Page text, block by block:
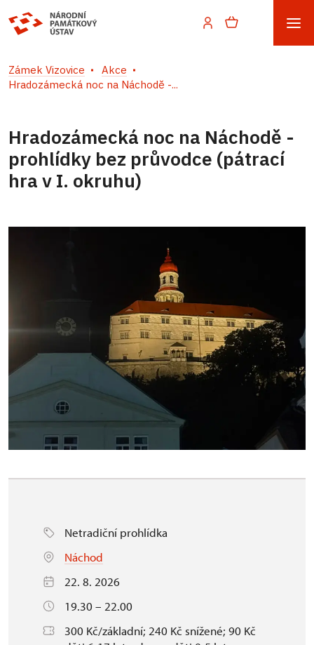
Zámek Vizovice
Akce
Hradozámecká noc na Náchodě -...
Hradozámecká noc na Náchodě -
prohlídky bez průvodce (pátrací
hra v I. okruhu)
Netradiční prohlídka
Náchod
22. 8. 2026
19.30 – 22.00
300 Kč/základní; 240 Kč snížené; 90 Kč